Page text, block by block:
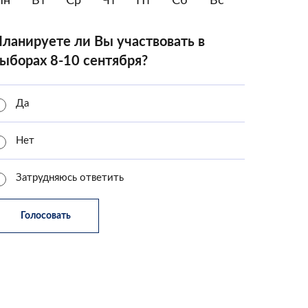
ли Вы участвовать в
8-10 сентября?
Да
Нет
Затрудняюсь ответить